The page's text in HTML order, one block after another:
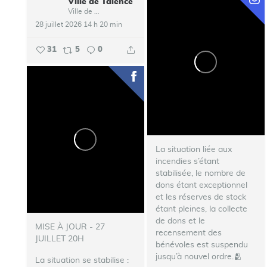
Ville de Talence
28 juillet 2026 14 h 20 min
31 5 0
La situation liée aux
incendies s’étant
stabilisée, le nombre de
dons étant exceptionnel
et les réserves de stock
étant pleines, la collecte
de dons et le
recensement des
bénévoles est suspendu
jusqu’à nouvel ordre.🫂
MISE À JOUR - 27
JUILLET 20H
La situation se stabilise :